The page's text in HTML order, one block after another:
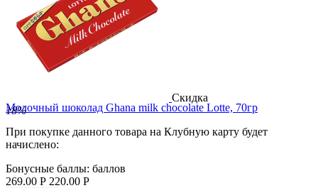
Скидка
18%
Молочный шоколад Ghana milk chocolate Lotte, 70гр
При покупке данного товара на Клубную карту будет
начислено:
Бонусные баллы: баллов
269.00 Р 220.00 Р